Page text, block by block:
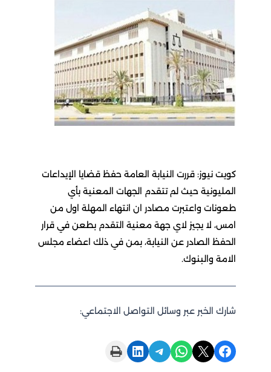
كويت نيوز: قررت النيابة العامة حفظ قضايا الإيداعات
المليونية حيث لم تتقدم الجهات المعنية بأي
طعونات واعتبرت مصادر ان انتهاء المهلة اول من
امس، لا يجيز لاي جهة معنية التقدم بطعن في قرار
الحفظ الصادر عن النيابة، بمن في ذلك اعضاء مجلس
الامة والبنوك.
شارك الخبر عبر وسائل التواصل الاجتماعي:
Share on Facebook
Share on X
Share on WhatsApp
Share on Telegram
Share on LinkedIn
Print this Page